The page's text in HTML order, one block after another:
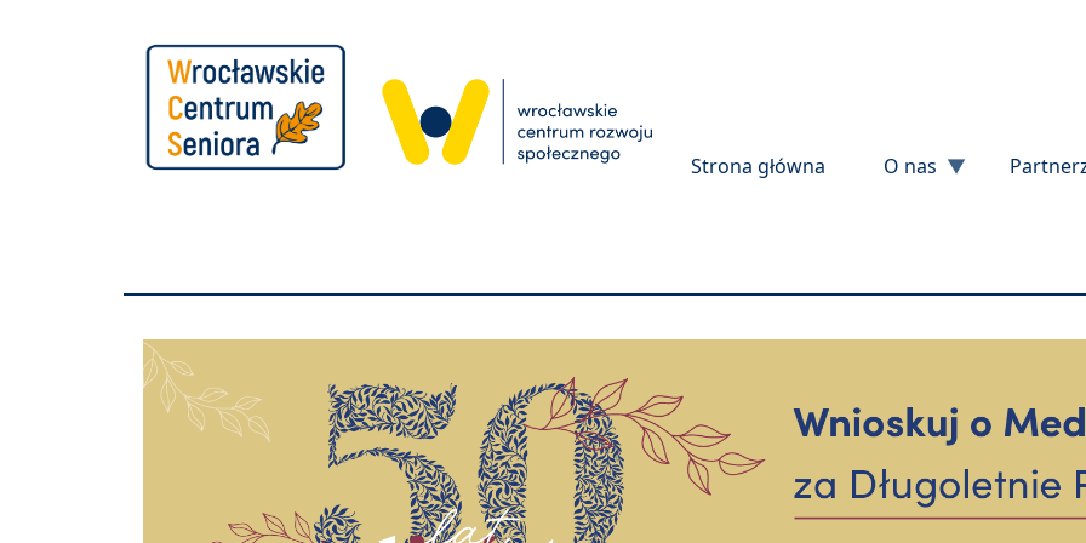
Strona główna O nas